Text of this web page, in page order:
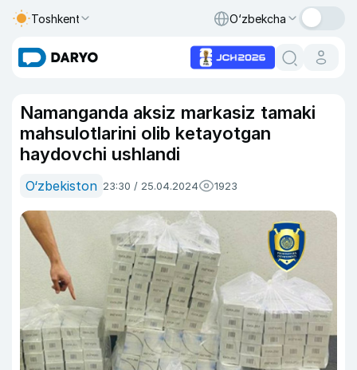
Toshkent O‘zbekcha
Namanganda aksiz markasiz tamaki
mahsulotlarini olib ketayotgan
haydovchi ushlandi
O‘zbekiston 23:30 / 25.04.2024 1923